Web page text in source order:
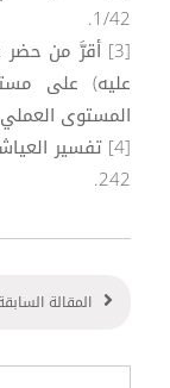
1/42.
[3] أقرَّ من حضر
عليه) على
المستوى
242.
المقالة